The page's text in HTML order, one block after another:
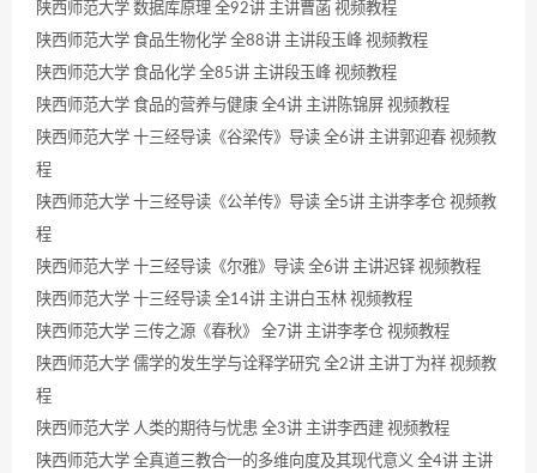
陕西师范大学 数据库原理 全92讲 主讲曹菡 视频教程
陕西师范大学 食品生物化学 全88讲 主讲段玉峰 视频教程
陕西师范大学 食品化学 全85讲 主讲段玉峰 视频教程
陕西师范大学 食品的营养与健康 全4讲 主讲陈锦屏 视频教程
陕西师范大学 十三经导读《谷梁传》导读 全6讲 主讲郭迎春 视频教
程
陕西师范大学 十三经导读《公羊传》导读 全5讲 主讲李孝仓 视频教
程
陕西师范大学 十三经导读《尔雅》导读 全6讲 主讲迟铎 视频教程
陕西师范大学 十三经导读 全14讲 主讲白玉林 视频教程
陕西师范大学 三传之源《春秋》 全7讲 主讲李孝仓 视频教程
陕西师范大学 儒学的发生学与诠释学研究 全2讲 主讲丁为祥 视频教
程
陕西师范大学 人类的期待与忧患 全3讲 主讲李西建 视频教程
陕西师范大学 全真道三教合一的多维向度及其现代意义 全4讲 主讲